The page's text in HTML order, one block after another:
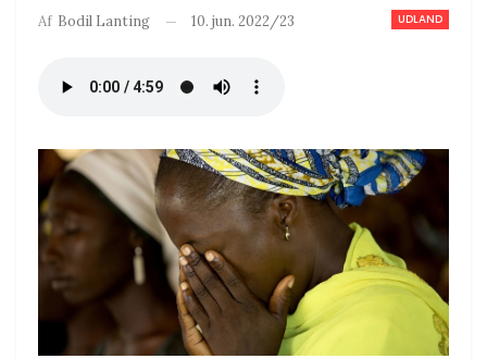
UDLAND
Af Bodil Lanting 10. jun. 2022/23